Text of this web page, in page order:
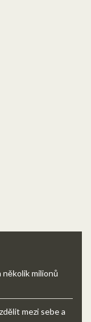
několik milionů
mezi sebe a